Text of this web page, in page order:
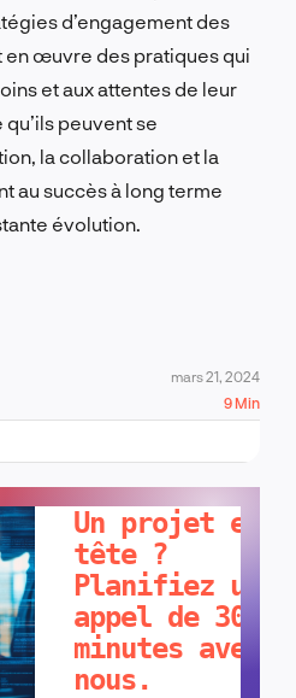
d’engagement des
en œuvre des pratiques qui
et aux attentes de leur
peuvent se
la collaboration et la
au succès à long terme
évolution.
mars 21, 2024
9 Min
Un projet en
tête ?
Planifiez un
appel de 30
minutes avec
nous.